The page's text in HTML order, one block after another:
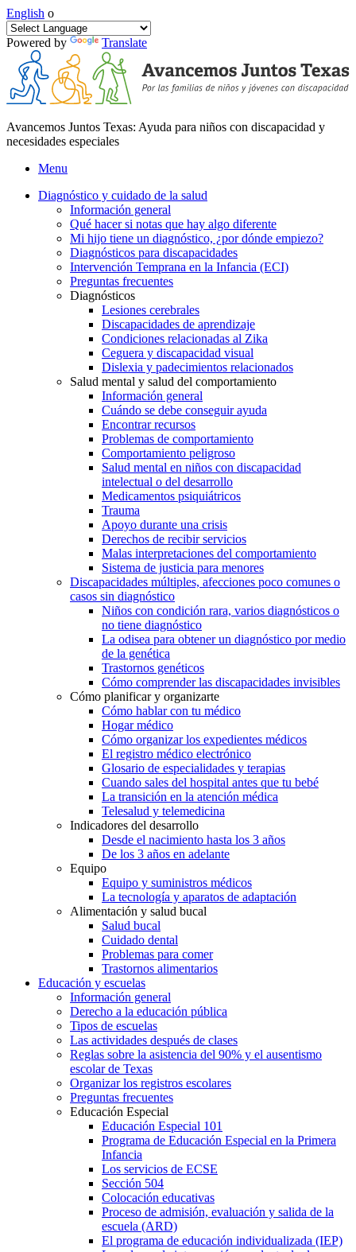
English o
Powered by Translate
Avancemos Juntos Texas: Ayuda para niños con discapacidad y
necesidades especiales
Menu
Diagnóstico y cuidado de la salud
Información general
Qué hacer si notas que hay algo diferente
Mi hijo tiene un diagnóstico, ¿por dónde empiezo?
Diagnósticos para discapacidades
Intervención Temprana en la Infancia (ECI)
Preguntas frecuentes
Diagnósticos
Lesiones cerebrales
Discapacidades de aprendizaje
Condiciones relacionadas al Zika
Ceguera y discapacidad visual
Dislexia y padecimientos relacionados
Salud mental y salud del comportamiento
Información general
Cuándo se debe conseguir ayuda
Encontrar recursos
Problemas de comportamiento
Comportamiento peligroso
Salud mental en niños con discapacidad
intelectual o del desarrollo
Medicamentos psiquiátricos
Trauma
Apoyo durante una crisis
Derechos de recibir servicios
Malas interpretaciones del comportamiento
Sistema de justicia para menores
Discapacidades múltiples, afecciones poco comunes o
casos sin diagnóstico
Niños con condición rara, varios diagnósticos o
no tiene diagnóstico
La odisea para obtener un diagnóstico por medio
de la genética
Trastornos genéticos
Cómo comprender las discapacidades invisibles
Cómo planificar y organizarte
Cómo hablar con tu médico
Hogar médico
Cómo organizar los expedientes médicos
El registro médico electrónico
Glosario de especialidades y terapias
Cuando sales del hospital antes que tu bebé
La transición en la atención médica
Telesalud y telemedicina
Indicadores del desarrollo
Desde el nacimiento hasta los 3 años
De los 3 años en adelante
Equipo
Equipo y suministros médicos
La tecnología y aparatos de adaptación
Alimentación y salud bucal
Salud bucal
Cuidado dental
Problemas para comer
Trastornos alimentarios
Educación y escuelas
Información general
Derecho a la educación pública
Tipos de escuelas
Las actividades después de clases
Reglas sobre la asistencia del 90% y el ausentismo
escolar de Texas
Organizar los registros escolares
Preguntas frecuentes
Educación Especial
Educación Especial 101
Programa de Educación Especial en la Primera
Infancia
Los servicios de ECSE
Sección 504
Colocación educativas
Proceso de admisión, evaluación y salida de la
escuela (ARD)
El programa de educación individualizada (IEP)